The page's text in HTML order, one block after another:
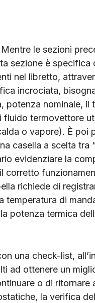
le sezioni
sezione è
nel libretto,
incrociata,
potenza nominale,
termovettore
o vapore). È poi
casella a scelta tra
evidenziare la
corretto
richiede di
temperatura di
potenza termica
una check-list,
ad ottenere un
o di
la verifica